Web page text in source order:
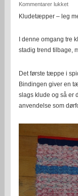
Kommentarer lukkettil
Kludetæpper – leg
I denne omgang tre
stadig trend tilbage,
Det første tæppe i
Bindingen giver en
slags klude og så er
anvendelse som